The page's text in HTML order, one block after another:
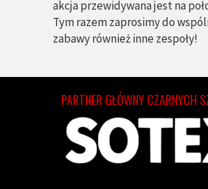
akcja przewidywana jest na
Tym razem zaprosimy do
zabawy również inne zespoły!
PARTNER GŁÓWNY CZARNYCH